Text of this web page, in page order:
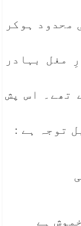
محدود ہوکر
مغل بہادر
تھے۔ اس پش
توجہ ہے :
ہے